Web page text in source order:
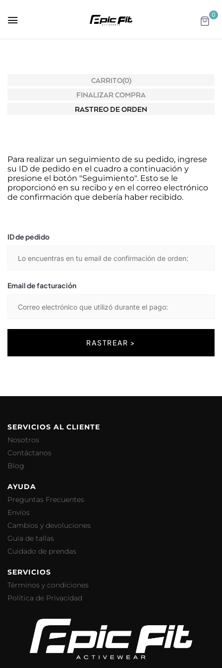
0
CARRITO(0)
FINALIZAR COMPRA
RASTREO DE ORDEN
Para realizar un seguimiento de su pedido, ingrese
su ID de pedido en el cuadro a continuación y
presione el botón "Seguimiento". Esto se le
proporcionó en su recibo y en el correo electrónico
de confirmación que debería haber recibido.
ID de pedido
Email de facturación
RASTREAR >
SERVICIOS AL CLIENTE
Nosotros
Contáctanos
Blog
AYUDA
Preguntas Frecuentes
Envíos
Cambios y devoluciones
Guía de tallas
Cuidado de prendas
SERVICIOS
Términos y condiciones
Política de Privacidad